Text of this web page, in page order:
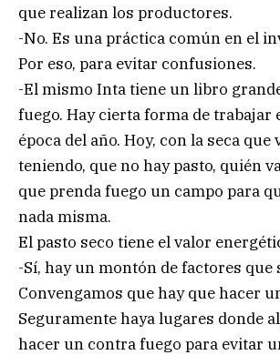
que realizan los productores.
-No. Es una práctica común en el
Por eso, para evitar confusiones.
-El mismo Inta tiene un libro
fuego. Hay cierta forma de trabajar
época del año. Hoy, con la seca que
teniendo, que no hay pasto, quién
que prenda fuego un campo para
nada misma.
El pasto seco tiene el valor
-Sí, hay un montón de factores que
Convengamos que hay que hacer
Seguramente haya lugares donde
hacer un contra fuego para evitar